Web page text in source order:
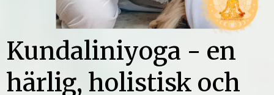
Kundaliniyoga - en
härlig, holistisk och